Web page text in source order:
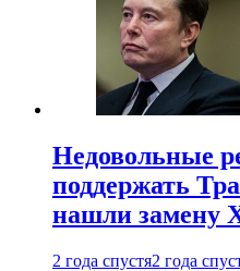
Недовольные
поддержать
нашли замену
2 года спустя2 года